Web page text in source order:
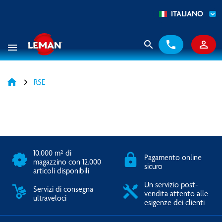
ITALIANO
search phone person_outline
menu
home RSE
10.000 m² di
magazzino con 12.000
articoli disponibili
Pagamento online
sicuro
Servizi di consegna
ultraveloci
Un servizio post-
vendita attento alle
esigenze dei clienti